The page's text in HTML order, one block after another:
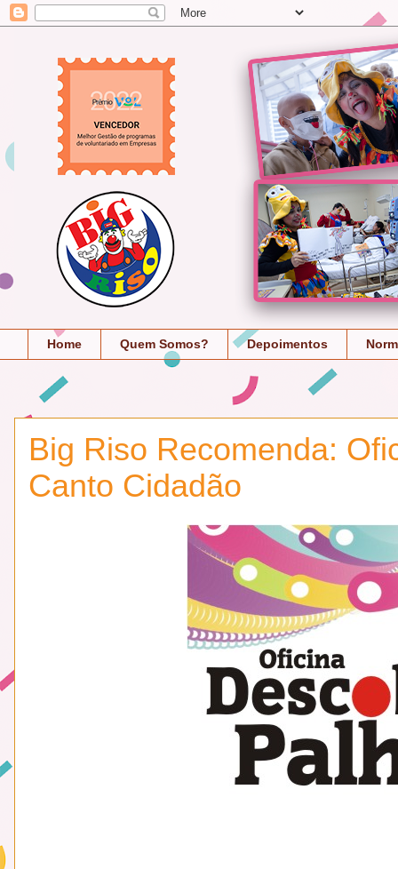
Home Quem Somos? Depoimentos
Big Riso Recomenda:
Canto Cidadão